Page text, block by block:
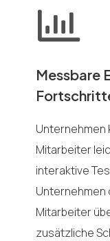
Messbare
Mitarbeiter
interaktive
Unternehmen
Mitarbeiter
zusätzliche